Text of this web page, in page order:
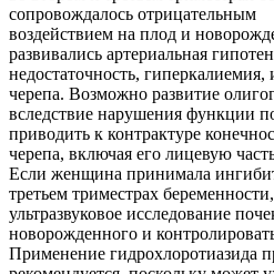
сопровождалось отрицательным
воздействием на плод и
развивались артериальная
недостаточность, гиперкалиемия,
черепа. Возможно развитие
вследствие нарушения функции
приводить к контрактуре
черепа, включая его лицевую
Если женщина принимала
третьем триместрах
ультразвуковое исследование
новорожденного и
Применение гидрохлоротиазида